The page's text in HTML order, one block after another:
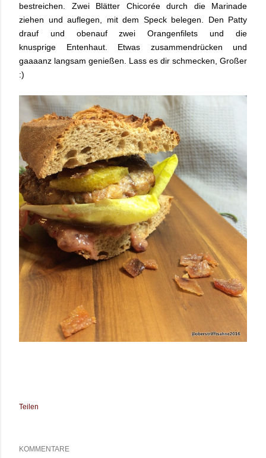
bestreichen. Zwei Blätter Chicorée durch die Marinade
ziehen und auflegen, mit dem Speck belegen. Den Patty
drauf und obenauf zwei Orangenfilets und die
knusprige Entenhaut. Etwas zusammendrücken und
gaaaanz langsam genießen. Lass es dir schmecken, Großer
:)
Teilen
KOMMENTARE